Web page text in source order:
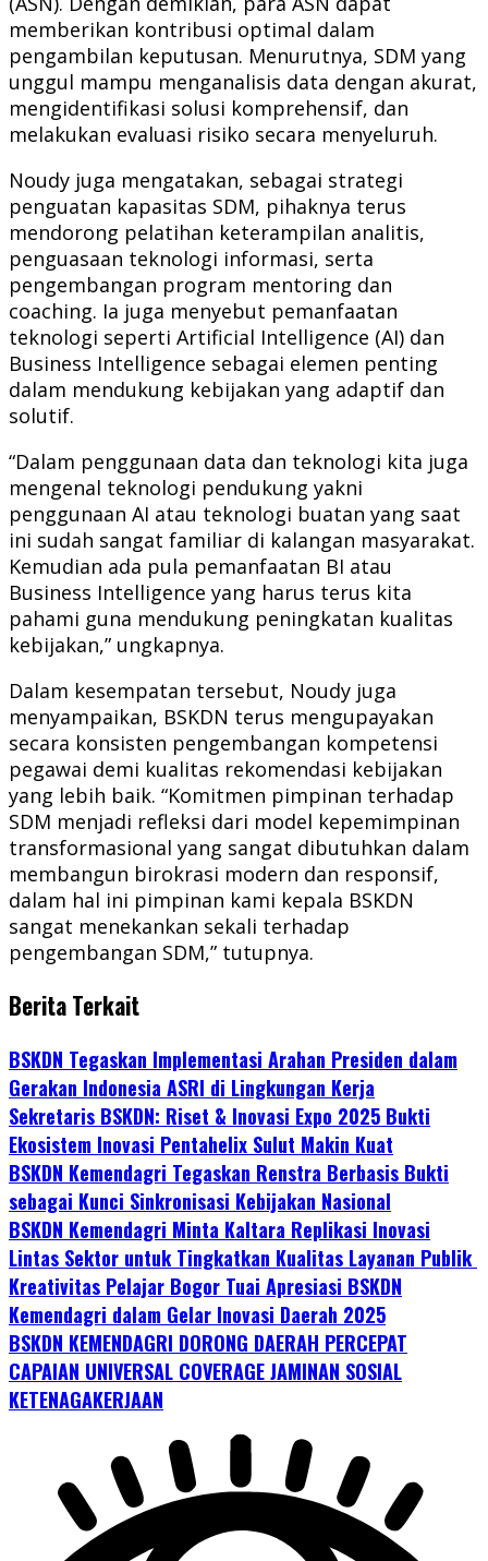
memberikan kontribusi optimal dalam
pengambilan keputusan. Menurutnya, SDM yang
unggul mampu menganalisis data dengan akurat,
mengidentifikasi solusi komprehensif, dan
melakukan evaluasi risiko secara menyeluruh.
Noudy juga mengatakan, sebagai strategi
penguatan kapasitas SDM, pihaknya terus
mendorong pelatihan keterampilan analitis,
penguasaan teknologi informasi, serta
pengembangan program mentoring dan
coaching. Ia juga menyebut pemanfaatan
teknologi seperti Artificial Intelligence (AI) dan
Business Intelligence sebagai elemen penting
dalam mendukung kebijakan yang adaptif dan
solutif.
“Dalam penggunaan data dan teknologi kita juga
mengenal teknologi pendukung yakni
penggunaan AI atau teknologi buatan yang saat
ini sudah sangat familiar di kalangan masyarakat.
Kemudian ada pula pemanfaatan BI atau
Business Intelligence yang harus terus kita
pahami guna mendukung peningkatan kualitas
kebijakan,” ungkapnya.
Dalam kesempatan tersebut, Noudy juga
menyampaikan, BSKDN terus mengupayakan
secara konsisten pengembangan kompetensi
pegawai demi kualitas rekomendasi kebijakan
yang lebih baik. “Komitmen pimpinan terhadap
SDM menjadi refleksi dari model kepemimpinan
transformasional yang sangat dibutuhkan dalam
membangun birokrasi modern dan responsif,
dalam hal ini pimpinan kami kepala BSKDN
sangat menekankan sekali terhadap
pengembangan SDM,” tutupnya.
Berita Terkait
BSKDN Tegaskan Implementasi Arahan Presiden dalam
Gerakan Indonesia ASRI di Lingkungan Kerja
Sekretaris BSKDN: Riset & Inovasi Expo 2025 Bukti
Ekosistem Inovasi Pentahelix Sulut Makin Kuat
BSKDN Kemendagri Tegaskan Renstra Berbasis Bukti
sebagai Kunci Sinkronisasi Kebijakan Nasional
BSKDN Kemendagri Minta Kaltara Replikasi Inovasi
Lintas Sektor untuk Tingkatkan Kualitas Layanan Publik
Kreativitas Pelajar Bogor Tuai Apresiasi BSKDN
Kemendagri dalam Gelar Inovasi Daerah 2025
BSKDN KEMENDAGRI DORONG DAERAH PERCEPAT
CAPAIAN UNIVERSAL COVERAGE JAMINAN SOSIAL
KETENAGAKERJAAN